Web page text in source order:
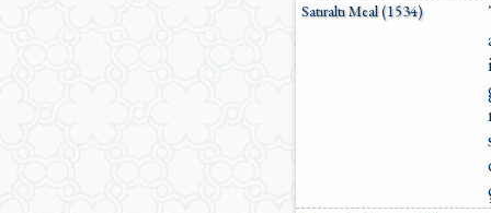
Satıraltı Meal (1534)